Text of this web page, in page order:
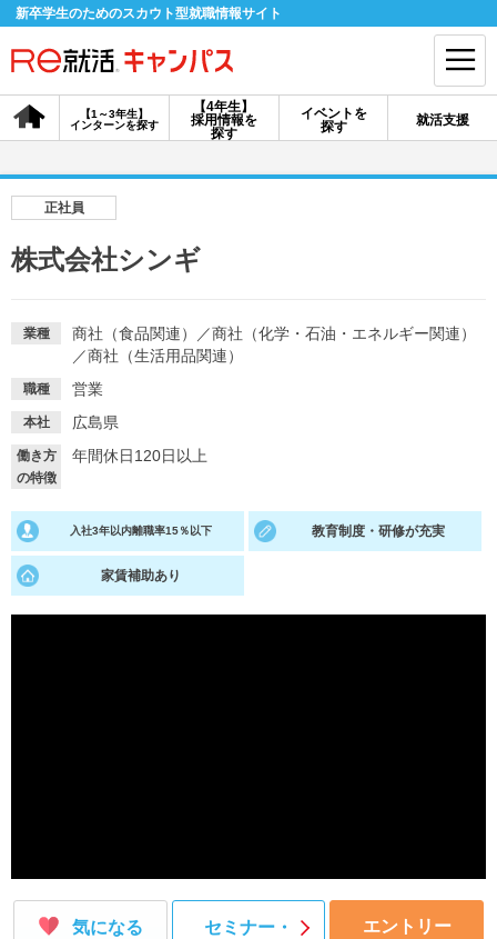
新卒学生のためのスカウト型就職情報サイト
【4年生】
採用情報を
探す
【1～3年生】
インターンを探す
イベントを
探す
就活支援
会員登録 ログイン
採用情報を探す
説明会を探す
インターンを探す
就活ノウハウ・サポート
就活支援
就活ノウハウが満載！
就活コラム
適職診断 就活チャンネル
正社員
株式会社シンギ
業種 商社（食品関連） ／商社（化学・石油・エネルギー関連）
／商社（生活用品関連）
職種 営業
本社 広島県
働き方
の特徴
年間休日120日以上
入社3年以内離職率15％以下 教育制度・研修が充実
家賃補助あり
気になる セミナー・ エントリー